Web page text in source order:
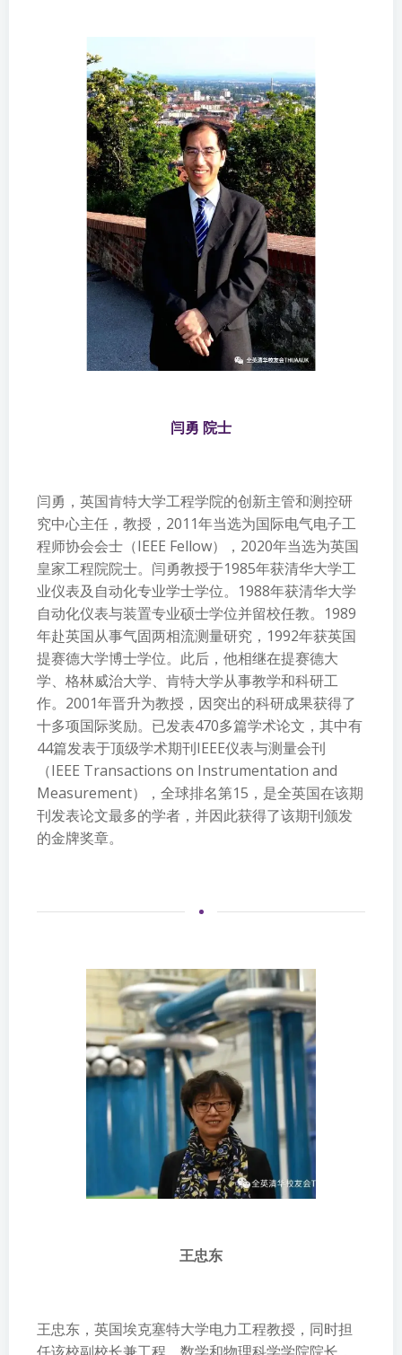
闫勇 院士
闫勇，英国肯特大学工程学院的创新主管和测控研
究中心主任，教授，2011年当选为国际电气电子工
程师协会会士（IEEE Fellow），2020年当选为英国
皇家工程院院士。闫勇教授于1985年获清华大学工
业仪表及自动化专业学士学位。1988年获清华大学
自动化仪表与装置专业硕士学位并留校任教。1989
年赴英国从事气固两相流测量研究，1992年获英国
提赛德大学博士学位。此后，他相继在提赛德大
学、格林威治大学、肯特大学从事教学和科研工
作。2001年晋升为教授，因突出的科研成果获得了
十多项国际奖励。已发表470多篇学术论文，其中有
44篇发表于顶级学术期刊IEEE仪表与测量会刊
（IEEE Transactions on Instrumentation and
Measurement），全球排名第15，是全英国在该期
刊发表论文最多的学者，并因此获得了该期刊颁发
的金牌奖章。
王忠东
王忠东，英国埃克塞特大学电力工程教授，同时担